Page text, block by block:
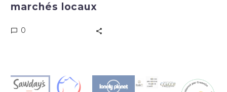
marchés locaux
0